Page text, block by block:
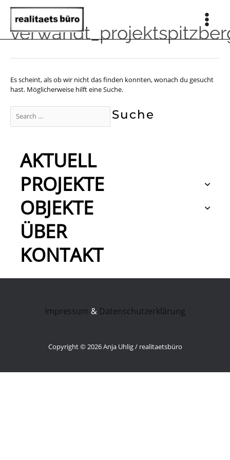
springen
Main
Es scheint, als ob wir nicht das finden konnten, wonach du gesucht
hast. Möglicherweise hilft eine Suche.
nach:
AKTUELL
PROJEKTE
OBJEKTE
ÜBER
KONTAKT
Impressum & Datenschutzerklärung
Copyright © 2026 Anja Uhlig / realitaetsbüro